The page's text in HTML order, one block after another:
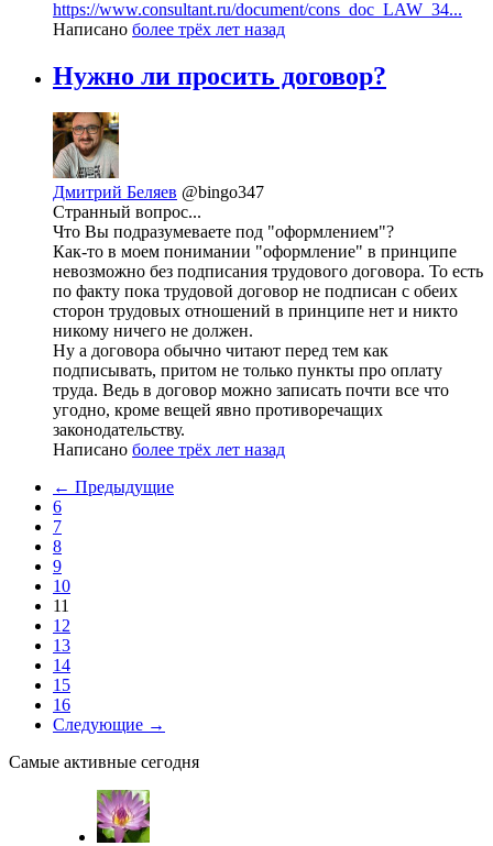
https://www.consultant.ru/document/cons_doc_LAW_34...
Написано более трёх лет назад
Нужно ли просить договор?
Дмитрий Беляев @bingo347
Странный вопрос...
Что Вы подразумеваете под "оформлением"?
Как-то в моем понимании "оформление" в принципе
невозможно без подписания трудового договора. То есть
по факту пока трудовой договор не подписан с обеих
сторон трудовых отношений в принципе нет и никто
никому ничего не должен.
Ну а договора обычно читают перед тем как
подписывать, притом не только пункты про оплату
труда. Ведь в договор можно записать почти все что
угодно, кроме вещей явно противоречащих
законодательству.
Написано более трёх лет назад
← Предыдущие
6
7
8
9
10
11
12
13
14
15
16
Следующие →
Самые активные сегодня